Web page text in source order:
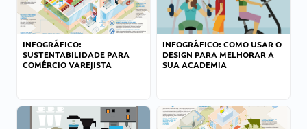
INFOGRÁFICO:
SUSTENTABILIDADE PARA
COMÉRCIO VAREJISTA
INFOGRÁFICO: COMO USAR O
DESIGN PARA MELHORAR A
SUA ACADEMIA